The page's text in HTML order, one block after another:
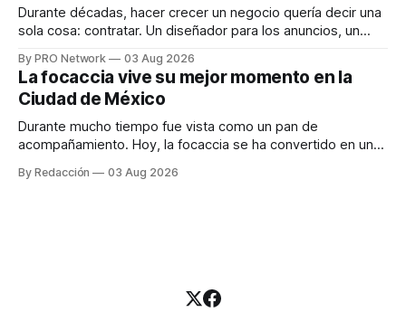
Durante décadas, hacer crecer un negocio quería decir una
sola cosa: contratar. Un diseñador para los anuncios, un
para los textos, alguien que supiera de publicidad digital
para encontrar prospectos, un vendedor para atender
llamadas y mensajes, y —con suerte— una persona
By PRO Network 03 Aug 2026
La focaccia vive su mejor momento en la
Ciudad de México
Durante mucho tiempo fue vista como un pan de
acompañamiento. Hoy, la focaccia se ha convertido en uno
artesanal, ingredientes de calidad y experiencias que
By Redacción 03 Aug 2026